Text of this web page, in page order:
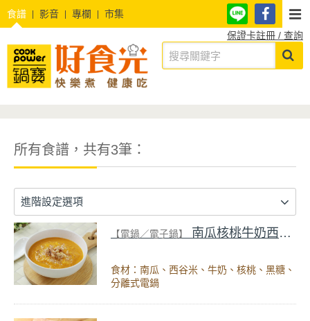
食譜 影音 專欄
市集
保證卡註冊 / 查詢
所有食譜，共有3筆：
進階設定選項
【電鍋／電子鍋】 南瓜核桃牛奶西米露
食材：南瓜、西谷米、牛奶、核桃、黑糖、
分離式電鍋